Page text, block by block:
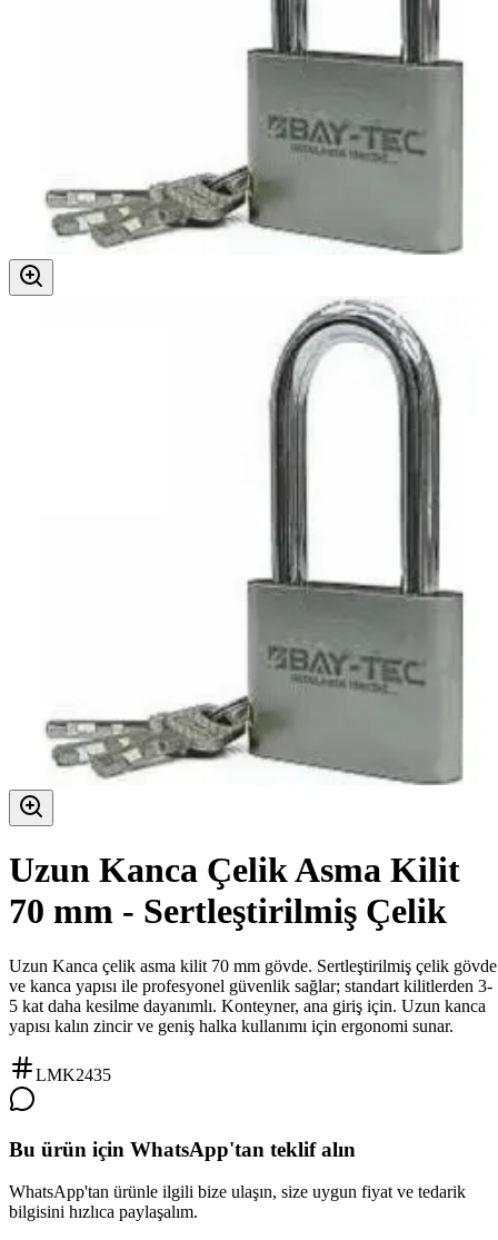
Uzun Kanca Çelik Asma Kilit
70 mm - Sertleştirilmiş Çelik
Uzun Kanca çelik asma kilit 70 mm gövde. Sertleştirilmiş çelik gövde
ve kanca yapısı ile profesyonel güvenlik sağlar; standart kilitlerden 3-
5 kat daha kesilme dayanımlı. Konteyner, ana giriş için. Uzun kanca
yapısı kalın zincir ve geniş halka kullanımı için ergonomi sunar.
LMK2435
Bu ürün için WhatsApp'tan teklif alın
WhatsApp'tan ürünle ilgili bize ulaşın, size uygun fiyat ve tedarik
bilgisini hızlıca paylaşalım.